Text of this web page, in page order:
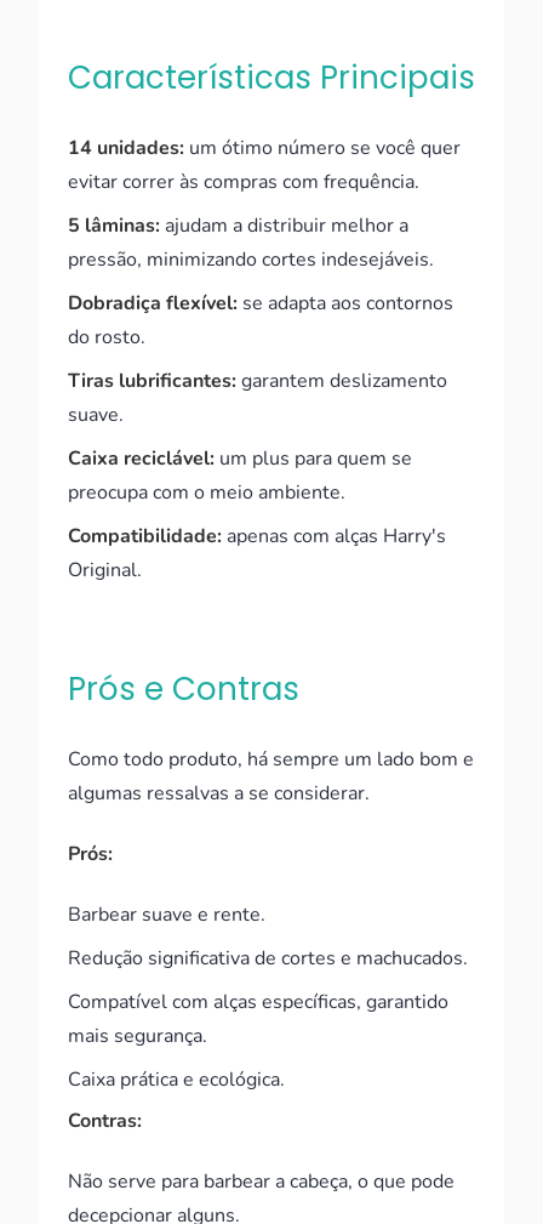
Características Principais
14 unidades: um ótimo número se você quer
evitar correr às compras com frequência.
5 lâminas: ajudam a distribuir melhor a
pressão, minimizando cortes indesejáveis.
Dobradiça flexível: se adapta aos contornos
do rosto.
Tiras lubrificantes:garantem deslizamento
suave.
Caixa reciclável: um plus para quem se
preocupa com o meio ambiente.
Compatibilidade: apenas com alças Harry's
Original.
Prós e Contras
Como todo produto, há sempre um lado bom e
algumas ressalvas a se considerar.
Prós:
Barbear suave e rente.
Redução significativa de cortes e machucados.
Compatível com alças específicas, garantido
mais segurança.
Caixa prática e ecológica.
Contras:
Não serve para barbear a cabeça, o que pode
decepcionar alguns.